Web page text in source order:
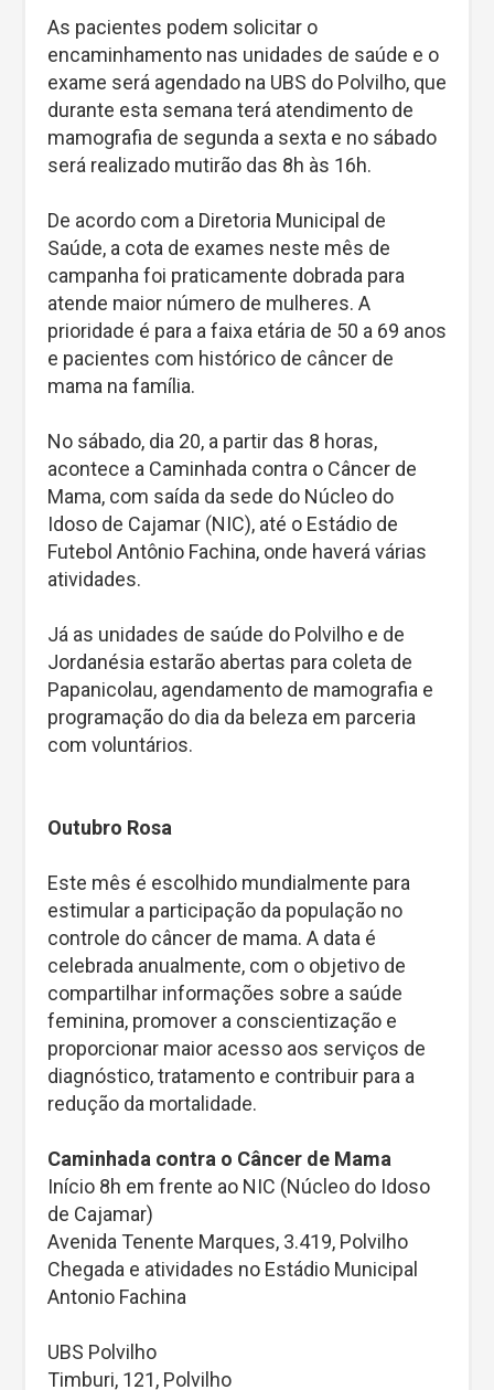
As pacientes podem solicitar o
encaminhamento nas unidades de saúde e o
exame será agendado na UBS do Polvilho, que
durante esta semana terá atendimento de
mamografia de segunda a sexta e no sábado
será realizado mutirão das 8h às 16h.
De acordo com a Diretoria Municipal de
Saúde, a cota de exames neste mês de
campanha foi praticamente dobrada para
atende maior número de mulheres. A
prioridade é para a faixa etária de 50 a 69 anos
e pacientes com histórico de câncer de
mama na família.
No sábado, dia 20, a partir das 8 horas,
acontece a Caminhada contra o Câncer de
Mama, com saída da sede do Núcleo do
Idoso de Cajamar (NIC), até o Estádio de
Futebol Antônio Fachina, onde haverá várias
atividades.
Já as unidades de saúde do Polvilho e de
Jordanésia estarão abertas para coleta de
Papanicolau, agendamento de mamografia e
programação do dia da beleza em parceria
com voluntários.
Outubro Rosa
Este mês é escolhido mundialmente para
estimular a participação da população no
controle do câncer de mama. A data é
celebrada anualmente, com o objetivo de
compartilhar informações sobre a saúde
feminina, promover a conscientização e
proporcionar maior acesso aos serviços de
diagnóstico, tratamento e contribuir para a
redução da mortalidade.
Caminhada contra o Câncer de Mama
Início 8h em frente ao NIC (Núcleo do Idoso
de Cajamar)
Avenida Tenente Marques, 3.419, Polvilho
Chegada e atividades no Estádio Municipal
Antonio Fachina
UBS Polvilho
Timburi, 121, Polvilho